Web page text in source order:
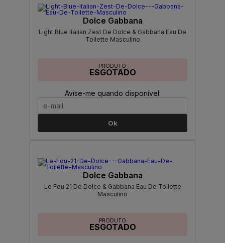
Dolce Gabbana
Light Blue Italian Zest De Dolce & Gabbana Eau De
Toilette Masculino
PRODUTO
ESGOTADO
Avise-me quando disponível:
Ok
Dolce Gabbana
Le Fou 21 De Dolce & Gabbana Eau De Toilette
Masculino
PRODUTO
ESGOTADO